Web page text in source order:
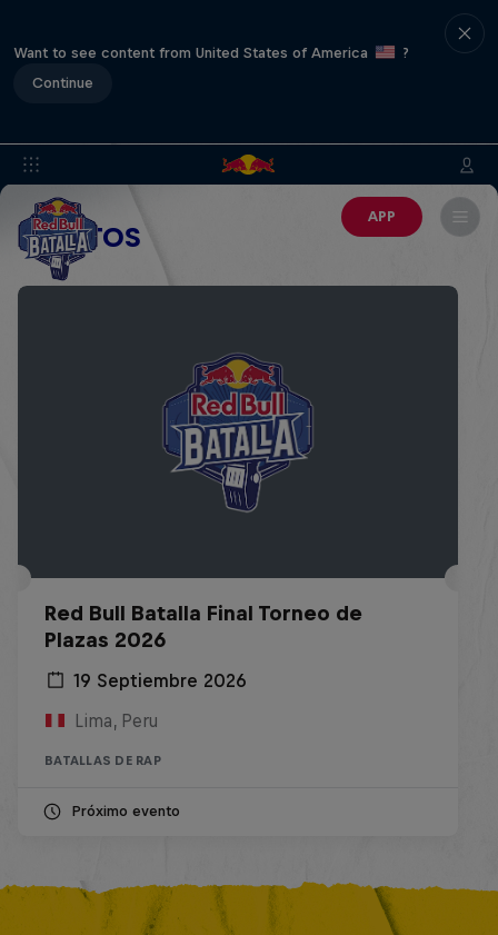
Want to see content from United States of America
?
Continue
APP
EVENTOS
Red Bull Batalla Final Torneo de
Plazas 2026
19 Septiembre 2026
Lima, Peru
BATALLAS DE RAP
Próximo evento